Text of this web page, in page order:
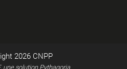
2026 CNPP
une solution Pythagoria